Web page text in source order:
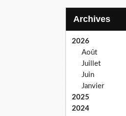
Archives
2026
Août
Juillet
Juin
Janvier
2025
2024